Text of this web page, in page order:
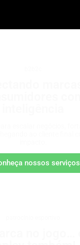
nossos serviços